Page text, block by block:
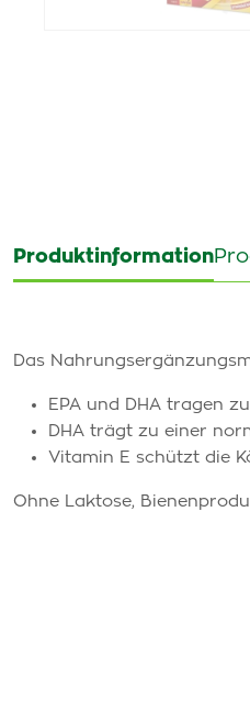
Produktinformation
Das
EPA und DHA tragen
DHA trägt zu einer
Vitamin E schützt die
Ohne Laktose,